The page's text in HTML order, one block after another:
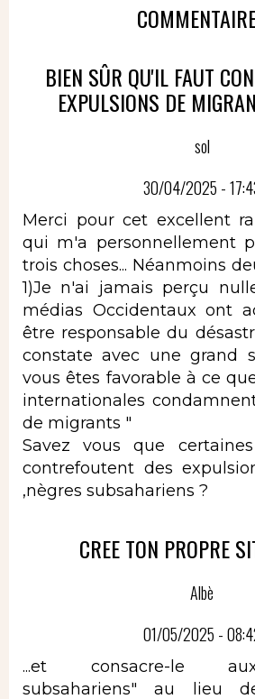
BIEN SÛR QU'IL FAUT
EXPULSIONS DE
sol
30/04/2025 -
Merci pour cet excellent
qui m'a personnellement
trois choses... Néanmoins
1)Je n'ai jamais perçu
médias Occidentaux ont
être responsable du
constate avec une grand
vous êtes favorable à ce
internationales
de migrants "
Savez vous que
contrefoutent des
,nègres subsahariens ?
CREE TON PROPRE
Albè
01/05/2025 -
...et consacre-le
subsahariens" au lieu